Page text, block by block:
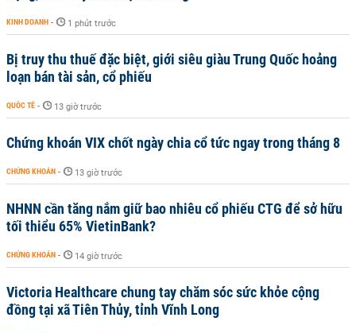
KINH DOANH - 1 phút trước
Bị truy thu thuế đặc biệt, giới siêu giàu Trung Quốc hoảng
loạn bán tài sản, cổ phiếu
QUỐC TẾ - 13 giờ trước
Chứng khoán VIX chốt ngày chia cổ tức ngay trong tháng 8
CHỨNG KHOÁN - 13 giờ trước
NHNN cần tăng nắm giữ bao nhiêu cổ phiếu CTG để sở hữu
tối thiểu 65% VietinBank?
CHỨNG KHOÁN - 14 giờ trước
Victoria Healthcare chung tay chăm sóc sức khỏe cộng
đồng tại xã Tiên Thủy, tỉnh Vĩnh Long